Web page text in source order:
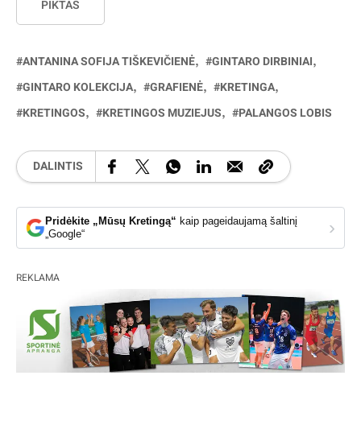
PIKTAS
ANTANINA SOFIJA TIŠKEVIČIENĖ
GINTARO DIRBINIAI
GINTARO KOLEKCIJA
GRAFIENĖ
KRETINGA
KRETINGOS
KRETINGOS MUZIEJUS PALANGOS LOBIS
DALINTIS
Pridėkite „Mūsų Kretingą“ kaip pageidaujamą šaltinį
„Google“
›
REKLAMA